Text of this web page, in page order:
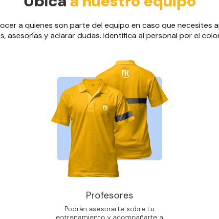
a quienes son parte del equipo en caso que necesites
asesorías y aclarar dudas. Identifica al personal por el
Profesores
Podrán asesorarte sobre tu
entrenamiento y acompañarte a